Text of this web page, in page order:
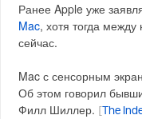
Ранее Apple уже
Mac, хотя тогда
сейчас.
Mac с сенсорным
Об этом говорил
Филл Шиллер.
The